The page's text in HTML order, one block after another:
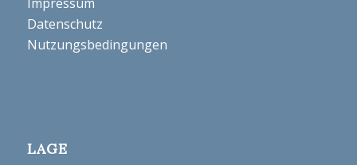
Datenschutz
Nutzungsbedingungen
LAGE